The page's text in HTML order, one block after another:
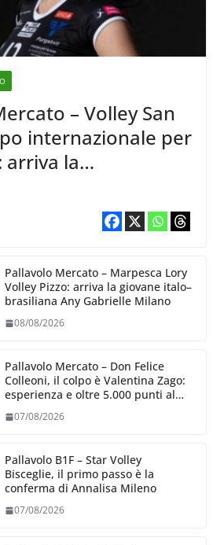
– Volley San
internazionale per
arriva la
lettone Kristine
Pallavolo Mercato – Marpesca Lory
Volley Pizzo: arriva la giovane italo–
brasiliana Any Gabrielle Milano
08/08/2026
Pallavolo Mercato – Don Felice
Colleoni, il colpo è Valentina Zago:
esperienza e oltre 5.000 punti al
07/08/2026
Pallavolo B1F – Star Volley
Bisceglie, il primo passo è la
conferma di Annalisa Mileno
07/08/2026